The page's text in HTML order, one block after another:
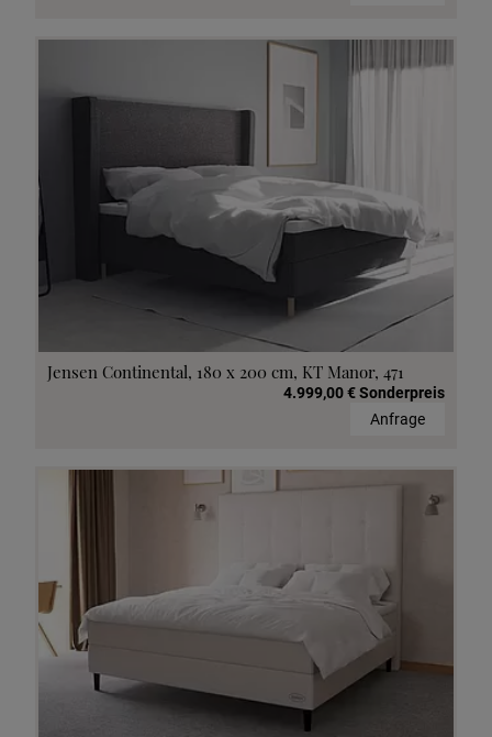
Jensen Continental, 180 x 200 cm, KT Manor, 471
4.999,00 € Sonderpreis
Anfrage